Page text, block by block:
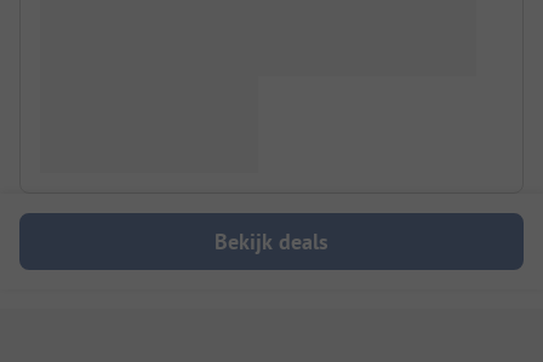
Bekijk deals